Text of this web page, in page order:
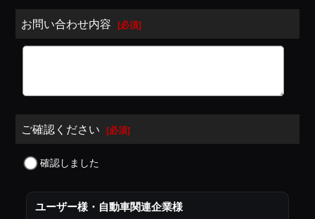
お問い合わせ内容 [必須]
ご確認ください [必須]
確認しました
ユーザー様・自動車関連企業様